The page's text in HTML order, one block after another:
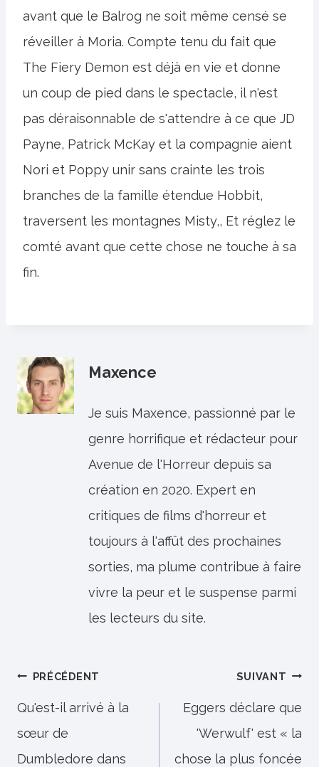
avant que le Balrog ne soit même censé se
réveiller à Moria. Compte tenu du fait que
The Fiery Demon est déjà en vie et donne
un coup de pied dans le spectacle, il n'est
pas déraisonnable de s'attendre à ce que JD
Payne, Patrick McKay et la compagnie aient
Nori et Poppy unir sans crainte les trois
branches de la famille étendue Hobbit,
traversent les montagnes Misty,, Et réglez le
comté avant que cette chose ne touche à sa
fin.
Maxence
Je suis Maxence, passionné par le
genre horrifique et rédacteur pour
Avenue de l'Horreur depuis sa
création en 2020. Expert en
critiques de films d'horreur et
toujours à l'affût des prochaines
sorties, ma plume contribue à faire
vivre la peur et le suspense parmi
les lecteurs du site.
Navigation
de
l’article
PRÉCÉDENT
Qu'est-il arrivé à la
sœur de
Dumbledore dans
SUIVANT
Eggers déclare que
'Werwulf' est « la
chose la plus foncée